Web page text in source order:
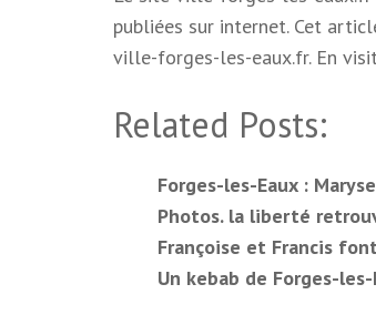
publiées sur internet. Cet
ville-forges-les-eaux.fr. En
Related Posts:
Forges-les-Eaux :
Photos. la liberté
Françoise et Francis
Un kebab de Forges-